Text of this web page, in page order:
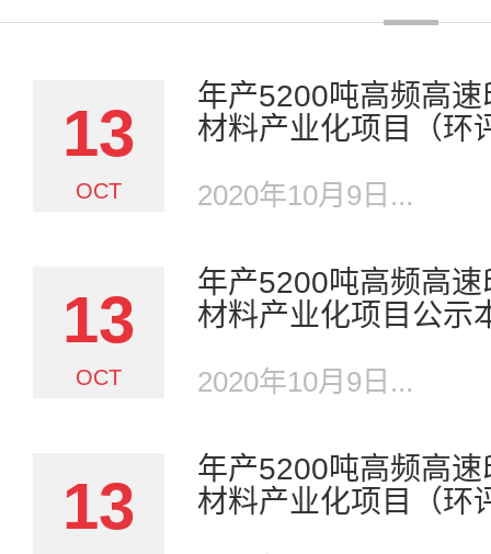
13
OCT
年产5200吨高频高
材料产业化项目（环
2020年10月9日...
13
OCT
年产5200吨高频高
材料产业化项目公示
2020年10月9日...
13
年产5200吨高频高
材料产业化项目（环